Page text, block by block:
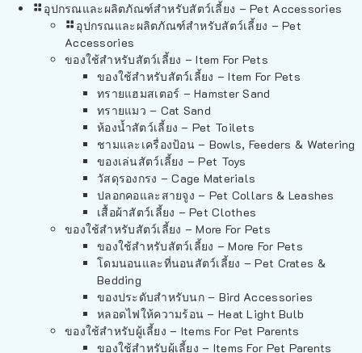
อุปกรณและผลิตภัณฑ์สำหรับสัตว์เลี้ยง – Pet Accessories
อุปกรณและผลิตภัณฑ์สำหรับสัตว์เลี้ยง – Pet
Accessories
ของใช้สำหรับสัตว์เลี้ยง – Item For Pets
ของใช้สำหรับสัตว์เลี้ยง – Item For Pets
ทรายแฮมสเตอร์ – Hamster Sand
ทรายแมว – Cat Sand
ห้องน้ำสัตว์เลี้ยง – Pet Toilets
ชามและเครื่องป้อน – Bowls, Feeders & Watering
ของเล่นสัตว์เลี้ยง – Pet Toys
วัสดุรองกรง – Cage Materials
ปลอกคอและสายจูง – Pet Collars & Leashes
เสื้อผ้าสัตว์เลี้ยง – Pet Clothes
ของใช้สำหรับสัตว์เลี้ยง – More For Pets
ของใช้สำหรับสัตว์เลี้ยง – More For Pets
โดมนอนและที่นอนสัตว์เลี้ยง – Pet Crates &
Bedding
ของประดับสำหรับนก – Bird Accessories
หลอดไฟให้ความร้อน – Heat Light Bulb
ของใช้สำหรับผู้เลี้ยง – Items For Pet Parents
ของใช้สำหรับผู้เลี้ยง – Items For Pet Parents